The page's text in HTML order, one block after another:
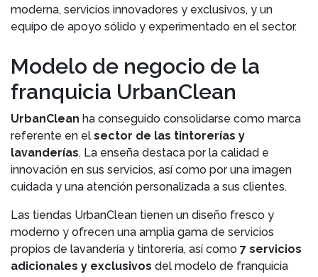
moderna, servicios innovadores y exclusivos, y un
equipo de apoyo sólido y experimentado en el sector.
Modelo de negocio de la
franquicia UrbanClean
UrbanClean ha conseguido consolidarse como marca
referente en el sector de las tintorerías y
lavanderías. La enseña destaca por la calidad e
innovación en sus servicios, así como por una imagen
cuidada y una atención personalizada a sus clientes.
Las tiendas UrbanClean tienen un diseño fresco y
moderno y ofrecen una amplia gama de servicios
propios de lavandería y tintorería, así como 7 servicios
adicionales y exclusivos del modelo de franquicia